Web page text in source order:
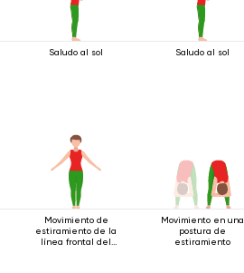
Saludo al sol Saludo al sol
Movimiento de
estiramiento de la
línea frontal del
Movimiento en una
postura de
estiramiento